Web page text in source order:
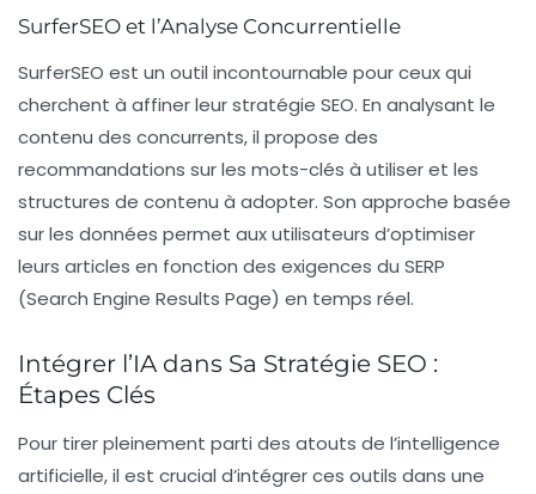
SurferSEO et l’Analyse Concurrentielle
SurferSEO est un outil incontournable pour ceux qui
cherchent à affiner leur stratégie SEO. En analysant le
contenu des concurrents, il propose des
recommandations sur les mots-clés à utiliser et les
structures de contenu à adopter. Son approche basée
sur les données permet aux utilisateurs d’optimiser
leurs articles en fonction des exigences du SERP
(Search Engine Results Page) en temps réel.
Intégrer l’IA dans Sa Stratégie SEO :
Étapes Clés
Pour tirer pleinement parti des atouts de l’intelligence
artificielle, il est crucial d’intégrer ces outils dans une